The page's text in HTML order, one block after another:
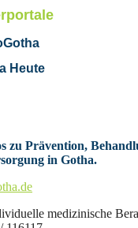
Heute
zu Prävention,
in Gotha.
medizinische